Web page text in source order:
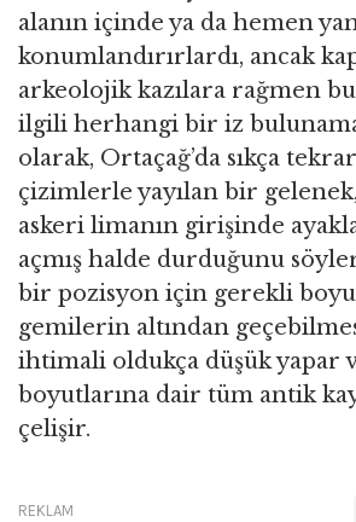
alanın içinde ya da hemen
konumlandırırlardı, ancak
arkeolojik kazılara rağmen
ilgili herhangi bir iz
olarak, Ortaçağ’da sıkça
çizimlerle yayılan bir
askeri limanın girişinde
açmış halde durduğunu
bir pozisyon için gerekli
gemilerin altından
ihtimali oldukça düşük yapar
boyutlarına dair tüm antik
çelişir.
REKLAM